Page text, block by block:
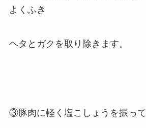
よくふき
ヘタとガクを取り除きます。
③豚肉に軽く塩こしょうを振って